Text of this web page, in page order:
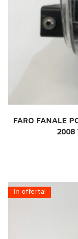
FARO FANALE
2008
In offerta!